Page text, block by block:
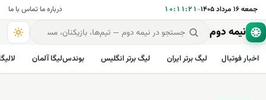
جمعه ۱۶ مرداد ۱۴۰۵ -۱۰:۱۱:۲۲ درباره ما·تماس با ما
نیمه دوم
اخبار فوتبال لیگ برتر ایران لیگ برتر انگلیس بوندس‌لیگا آلمان